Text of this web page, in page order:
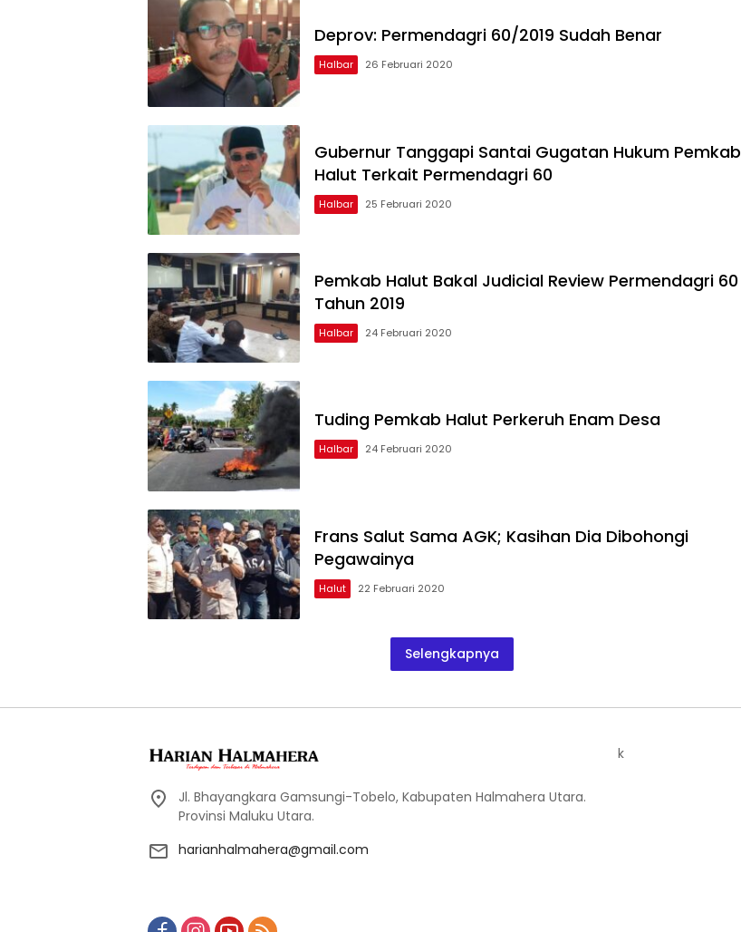
Deprov: Permendagri 60/2019 Sudah Benar
Halbar 26 Februari 2020
Gubernur Tanggapi Santai Gugatan Hukum Pemkab
Halut Terkait Permendagri 60
Halbar 25 Februari 2020
Pemkab Halut Bakal Judicial Review Permendagri 60
Tahun 2019
Halbar 24 Februari 2020
Tuding Pemkab Halut Perkeruh Enam Desa
Halbar 24 Februari 2020
Frans Salut Sama AGK; Kasihan Dia Dibohongi
Pegawainya
Halut 22 Februari 2020
Selengkapnya
Jl. Bhayangkara Gamsungi-Tobelo, Kabupaten Halmahera Utara.
Provinsi Maluku Utara.
harianhalmahera@gmail.com
k